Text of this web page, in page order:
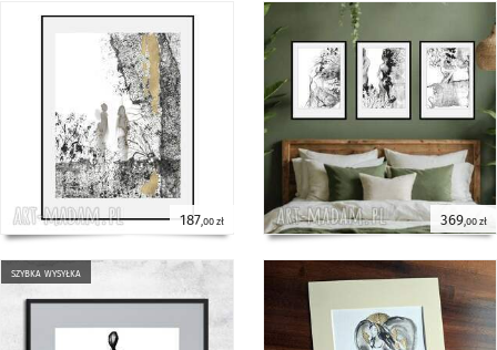
187,00 zł 369,00 zł
szybka wysyłka